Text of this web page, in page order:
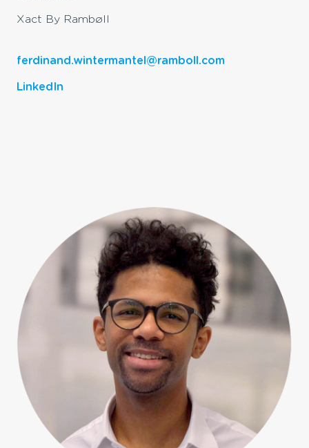
Xact By Rambøll
ferdinand.wintermantel@ramboll.com
LinkedIn